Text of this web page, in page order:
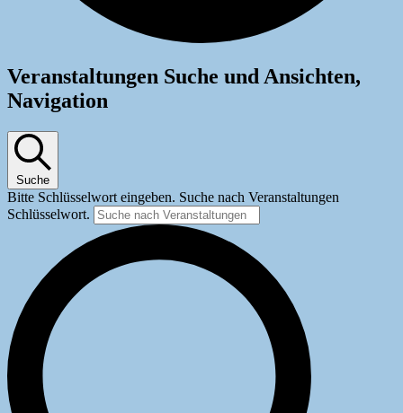
Veranstaltungen
Veranstaltungen Suche und Ansichten,
Navigation
Suche
Bitte Schlüsselwort eingeben. Suche nach Veranstaltungen
Schlüsselwort.